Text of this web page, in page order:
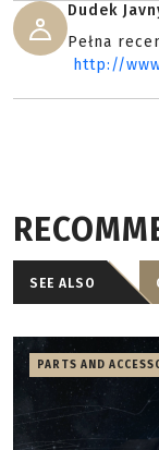
Dudek
Pełna
http://
SEE ALSO
PARTS AND